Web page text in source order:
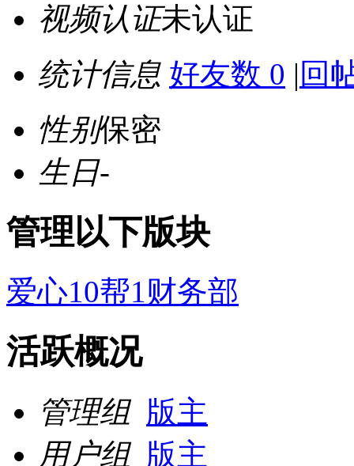
视频认证未认证
统计信息 好友数 0 | 回
性别保密
生日-
管理以下版块
爱心10帮1财务部
活跃概况
管理组 版主
用户组 版主